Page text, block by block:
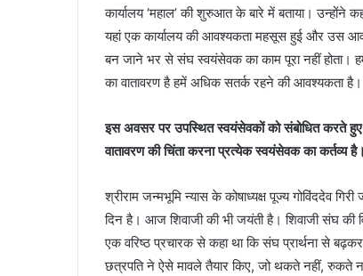
कार्यालय ‘महाल’ की शुरुआत के बारे में बताया। उन्होंने
यहां एक कार्यालय की आवश्यकता महसूस हुई और उस
बन जाने भर से संघ स्वयंसेवक का काम पूरा नहीं होता।
का वातावरण है हमें अधिक सतर्क रहने की आवश्यकता है।
इस अवसर पर उपस्थित स्वयंसेवकों को संबोधित करते
वातावरण की चिंता करना प्रत्येक स्वयंसेवक का कर्तव्य है।
श्रीराम जन्मभूमि न्यास के कोषाध्यक्ष पूज्य गोविंददेव
दिन है। आज शिवाजी की भी जयंती है। शिवाजी संघ की
एक वरिष्ठ प्रचारक से कहा था कि संघ प्रार्थना से
छत्रपति ने ऐसे मावले तैयार किए, जो थकते नहीं, रुकते